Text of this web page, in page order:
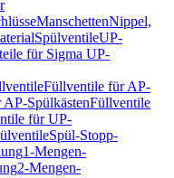
ManschettenNippel,
SpülventileUP-
für Sigma UP-
Füllventile für AP-
SpülkästenFüllventile
für UP-
Spül-Stopp-
1-Mengen-
2-Mengen-